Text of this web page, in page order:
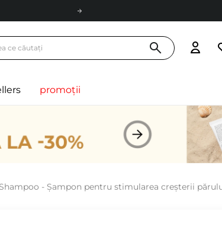
150 RON!
promoții
- Șampon pentru stimularea creșterii